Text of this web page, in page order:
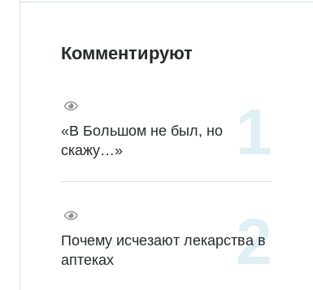
Комментируют
«В Большом не был, но
скажу…»
Почему исчезают лекарства в
аптеках